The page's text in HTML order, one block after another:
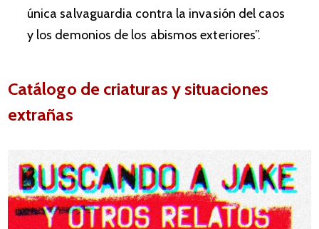
única salvaguardia contra la invasión del caos
y los demonios de los abismos exteriores”.
Catálogo de criaturas y situaciones
extrañas